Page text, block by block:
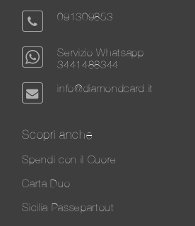
091309853
Servizio Whatsapp
3441488344
info@diamondcard.it
Scopri anche
Spendi con il Cuore
Carta Duo
Sicilia Passepartout